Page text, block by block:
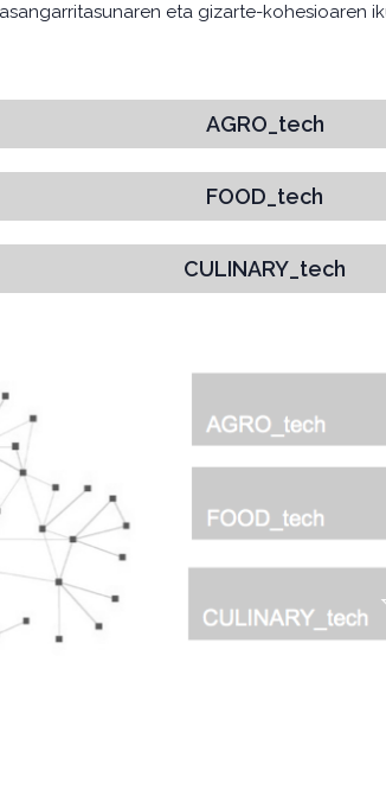
eta gizarte-kohesioaren
AGRO_tech
FOOD_tech
CULINARY_tech